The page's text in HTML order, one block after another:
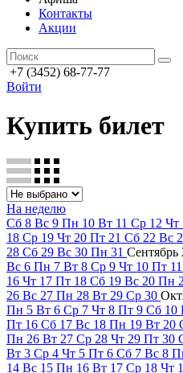
Контакты
Акции
+7 (3452) 68-77-77
Войти
Купить билет
На неделю
Сб 8 Вс 9 Пн 10 Вт 11 Ср 12 Чт
18 Ср 19 Чт 20 Пт 21 Сб 22 Вс
28 Сб 29 Вс 30 Пн 31 Сентябрь
Вс 6 Пн 7 Вт 8 Ср 9 Чт 10 Пт 11
16 Чт 17 Пт 18 Сб 19 Вс 20 Пн
26 Вс 27 Пн 28 Вт 29 Ср 30
Пн 5 Вт 6 Ср 7 Чт 8 Пт 9 Сб 10
Пт 16 Сб 17 Вс 18 Пн 19 Вт 20
Пн 26 Вт 27 Ср 28 Чт 29 Пт 30
Вт 3 Ср 4 Чт 5 Пт 6 Сб 7 Вс 8
14 Вс 15 Пн 16 Вт 17 Ср 18 Чт